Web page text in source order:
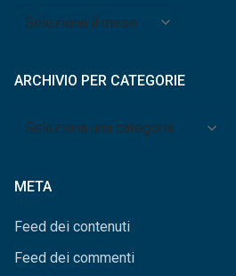
Archivio
ARCHIVIO PER CATEGORIE
Archivio
META
Feed dei contenuti
Feed dei commenti